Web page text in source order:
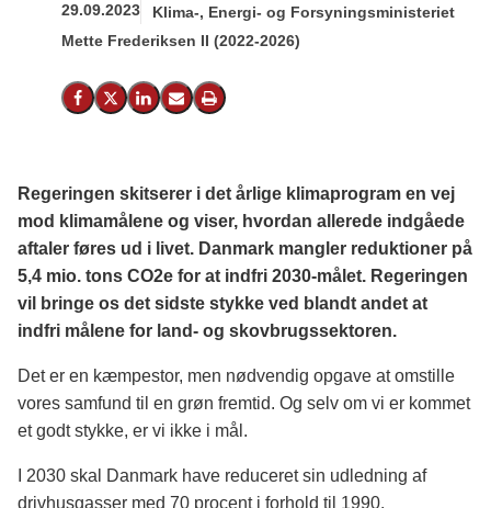
29.09.2023
Klima-, Energi- og Forsyningsministeriet
Mette Frederiksen II (2022-2026)
Del på Facebook
Del på X (Twitter)
Del på LinkedIn
Send email
Print
Regeringen skitserer i det årlige klimaprogram en vej
mod klimamålene og viser, hvordan allerede indgåede
aftaler føres ud i livet. Danmark mangler reduktioner på
5,4 mio. tons CO2e for at indfri 2030-målet. Regeringen
vil bringe os det sidste stykke ved blandt andet at
indfri målene for land- og skovbrugssektoren.
Det er en kæmpestor, men nødvendig opgave at omstille
vores samfund til en grøn fremtid. Og selv om vi er kommet
et godt stykke, er vi ikke i mål.
I 2030 skal Danmark have reduceret sin udledning af
drivhusgasser med 70 procent i forhold til 1990.